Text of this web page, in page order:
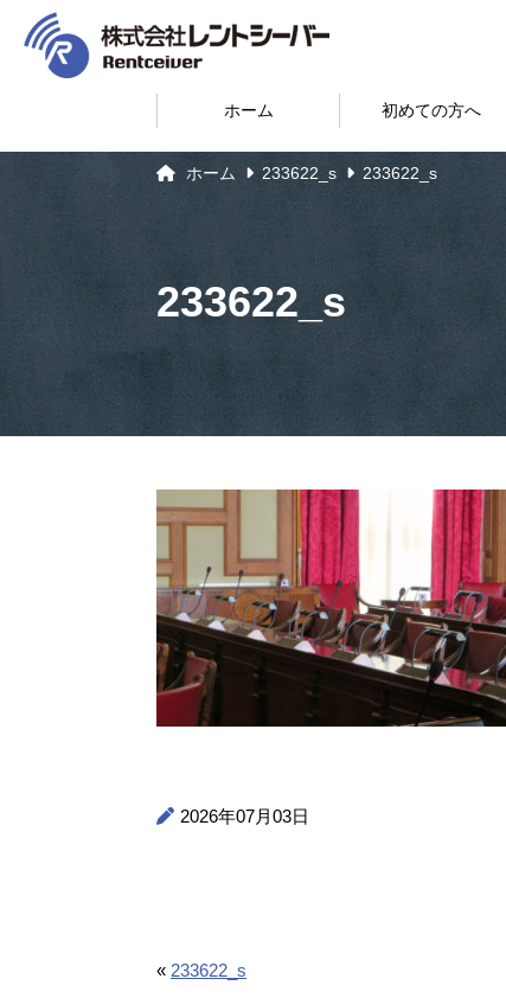
ホーム 初めての方へ
ホーム 233622_s 233622_s
233622_s
2026年07月03日
« 233622_s